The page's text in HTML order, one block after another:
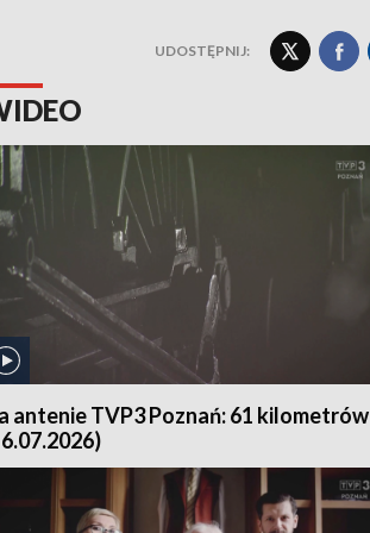
UDOSTĘPNIJ:
antenie TVP3 Poznań: 61 kilometrów